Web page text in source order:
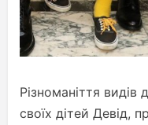
Різноманіття видів
своїх дітей Девід,